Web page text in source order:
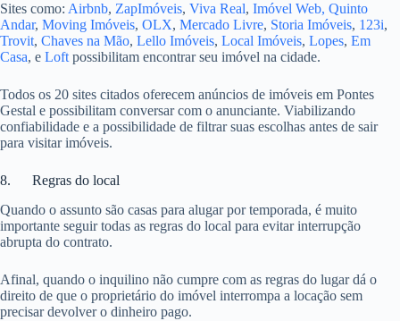
Sites como: Airbnb, ZapImóveis, Viva Real, Imóvel Web, Quinto
Andar, Moving Imóveis, OLX, Mercado Livre, Storia Imóveis, 123i,
Trovit, Chaves na Mão, Lello Imóveis, Local Imóveis, Lopes, Em
Casa, e Loft possibilitam encontrar seu imóvel na cidade.
Todos os 20 sites citados oferecem anúncios de imóveis em Pontes
Gestal e possibilitam conversar com o anunciante. Viabilizando
confiabilidade e a possibilidade de filtrar suas escolhas antes de sair
para visitar imóveis.
8. Regras do local
Quando o assunto são casas para alugar por temporada, é muito
importante seguir todas as regras do local para evitar interrupção
abrupta do contrato.
Afinal, quando o inquilino não cumpre com as regras do lugar dá o
direito de que o proprietário do imóvel interrompa a locação sem
precisar devolver o dinheiro pago.